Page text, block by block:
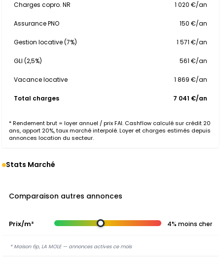
Charges copro. NR 1 020 €/an
Assurance PNO 150 €/an
Gestion locative (7%) 1 571 €/an
GLI (2,5%) 561 €/an
Vacance locative 1 869 €/an
Total charges 7 041 €/an
* Rendement brut = loyer annuel / prix FAI. Cashflow calculé sur crédit 20
ans, apport 20%, taux marché interpolé. Loyer et charges estimés depuis
annonces location du secteur.
Stats Marché
Comparaison autres annonces
Prix/m² 4% moins cher
* Maison 6p, LA MOLE — annonces actives ce mois